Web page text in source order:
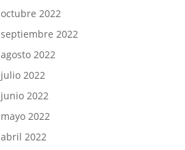
octubre 2022
septiembre 2022
agosto 2022
julio 2022
junio 2022
mayo 2022
abril 2022